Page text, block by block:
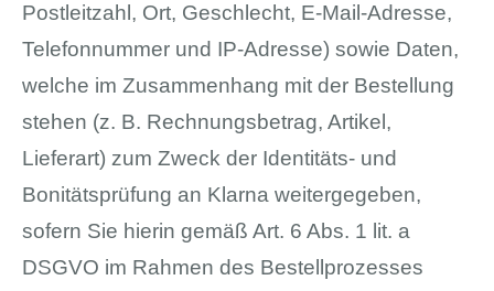
Postleitzahl, Ort, Geschlecht, E-Mail-Adresse,
Telefonnummer und IP-Adresse) sowie Daten,
welche im Zusammenhang mit der Bestellung
stehen (z. B. Rechnungsbetrag, Artikel,
Lieferart) zum Zweck der Identitäts- und
Bonitätsprüfung an Klarna weitergegeben,
sofern Sie hierin gemäß Art. 6 Abs. 1 lit. a
DSGVO im Rahmen des Bestellprozesses